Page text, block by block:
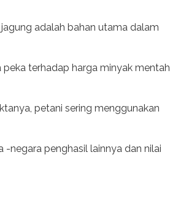
adalah bahan utama dalam
terhadap harga minyak mentah
petani sering menggunakan
negara penghasil lainnya dan nilai